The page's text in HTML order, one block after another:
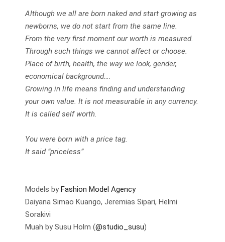
Although we all are born naked and start growing as
newborns, we do not start from the same line.
From the very first moment our worth is measured.
Through such things we cannot affect or choose.
Place of birth, health, the way we look, gender,
economical background….
Growing in life means finding and understanding
your own value. It is not measurable in any currency.
It is called self worth.
You were born with a price tag.
It said ”priceless”
Models byFashion Model Agency
Daiyana Simao Kuango, Jeremias Sipari, Helmi
Sorakivi
Muah by Susu Holm (@studio_susu)